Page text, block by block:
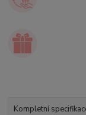
Kompletní